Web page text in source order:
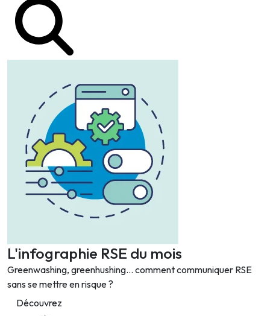
L'infographie RSE du mois
Greenwashing, greenhushing… comment communiquer RSE
sans se mettre en risque ?
Découvrez